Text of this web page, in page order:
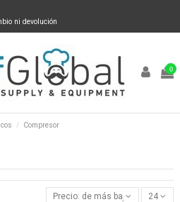
ni devolución
0
Compresor
Precio: de más bajo a más alto
24